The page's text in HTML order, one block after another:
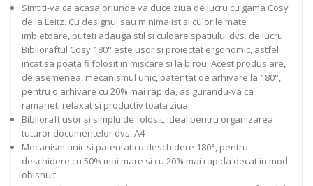
Simtiti-va ca acasa oriunde va duce ziua de lucru cu gama Cosy
de la Leitz. Cu designul sau minimalist si culorile mate
imbietoare, puteti adauga stil si culoare spatiului dvs. de lucru.
Biblioraftul Cosy 180° este usor si proiectat ergonomic, astfel
incat sa poata fi folosit in miscare si la birou. Acest produs are,
de asemenea, mecanismul unic, patentat de arhivare la 180°,
pentru o arhivare cu 20% mai rapida, asigurandu-va ca
ramaneti relaxat si productiv toata ziua.
Biblioraft usor si simplu de folosit, ideal pentru organizarea
tuturor documentelor dvs. A4
Mecanism unic si patentat cu deschidere 180°, pentru
deschidere cu 50% mai mare si cu 20% mai rapida decat in mod
obisnuit.